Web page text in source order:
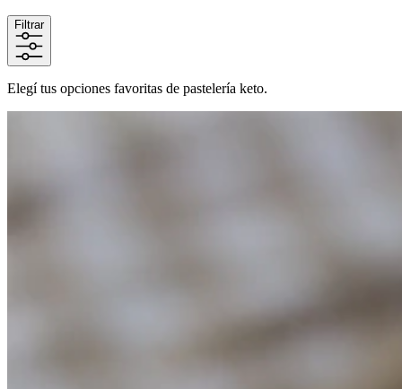
Filtrar
Elegí tus opciones favoritas de pastelería keto.